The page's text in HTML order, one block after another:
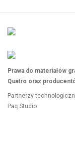
Prawa do materiałów
Quatro oraz
Partnerzy
Paq Studio